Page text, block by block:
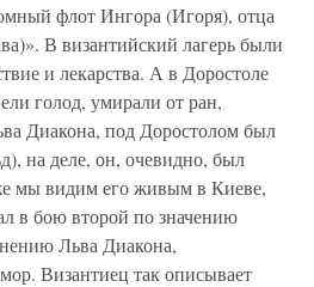
флот Ингора (Игоря), отца
В византийский лагерь были
и лекарства. А в Доростоле
голод, умирали от ран,
Диакона, под Доростолом был
на деле, он, очевидно, был
мы видим его живым в Киеве,
в бою второй по значению
Льва Диакона,
Византиец так описывает